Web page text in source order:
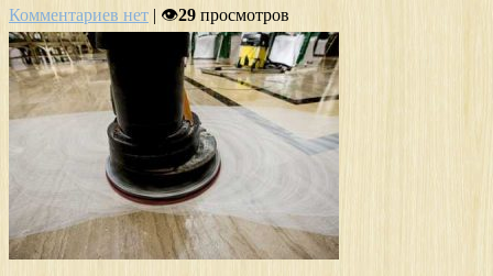
Комментариев нет | 👁29 просмотров